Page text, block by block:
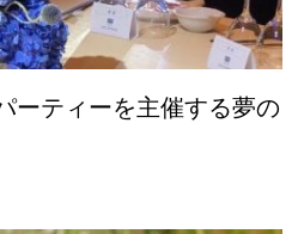
ーティーを主催する夢の